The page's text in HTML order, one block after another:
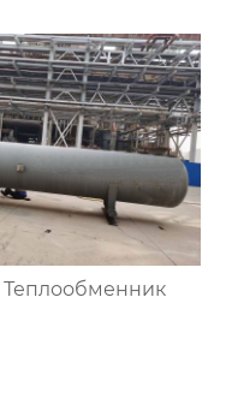
Теплообменник